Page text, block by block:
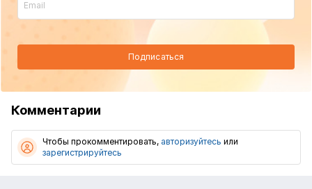
Подписаться
Комментарии
Чтобы прокомментировать, авторизуйтесь или
зарегистрируйтесь